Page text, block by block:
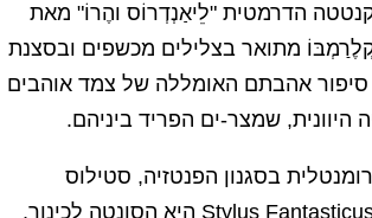
הדרמטית "לֵיאַנְדְרוֹס והֶרוֹ" מאת
קְלֶרַמְבּוֹ מתואר בצלילים מכשפים ובסצנת
סיפור אהבתם האומללה של צמד אוהבים
היוונית, שמצר-ים הפריד ביניהם.
בסגנון הפנטזיה, סטילוס
פנטסטיקוס Stylus Fantasticus היא הסונטה לכינור,